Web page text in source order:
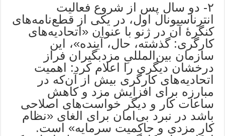
۲- دو سال پس از شروع فعالیت
انترناسیونال اول، در یکی از قطع‌نامه‌های
کنگرۀ آن در ژنو با عنوان «اتحادیه‌های
کارگری: گذشته، حال، آینده»، این
سازمان بین‌المللیِ مزدبگیران فراز
درخشان دیگری را اعلام کرد: اهمیت
اتحادیه‌های کارگری بیش‌ از آن‌که در
مبارزه برای افزایش مزد و کاهش
ساعات کار و دیگر خواست‌های اصلاحی
باشد در نبرد بی‌امان برای الغای «نظام
کارِ مزدی و حاکمیت سرمایه» است.